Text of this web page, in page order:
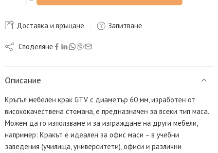
Доставка и връщане Запитване
Споделяне
Описание
Кръгъл мебелен крак GTV с диаметър 60 мм, изработен от
висококачествена стомана, е предназначен за всеки тип маса.
Можем да го използваме и за изграждане на други мебели,
например: Кракът е идеален за офис маси – в учебни
заведения (училища, университети), офиси и различни